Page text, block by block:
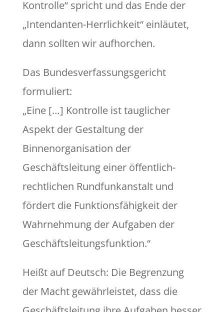
Kontrolle“ spricht und das Ende der
„Intendanten-Herrlichkeit“ einläutet,
dann sollten wir aufhorchen.
Das Bundesverfassungsgericht
formuliert:
„Eine […] Kontrolle ist tauglicher
Aspekt der Gestaltung der
Binnenorganisation der
Geschäftsleitung einer öffentlich-
rechtlichen Rundfunkanstalt und
fördert die Funktionsfähigkeit der
Wahrnehmung der Aufgaben der
Geschäftsleitungsfunktion.“
Heißt auf Deutsch: Die Begrenzung
der Macht gewährleistet, dass die